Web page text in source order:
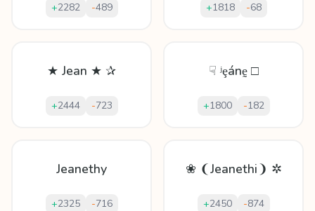
+2282 -489 +1818 -68
★ Jean ★ ✰
+2444 -723
☟ ʲȩánḛ □
+1800 -182
Jeanethy
+2325 -716
❀ ❨Jeanethi❩ ✲
+2450 -874